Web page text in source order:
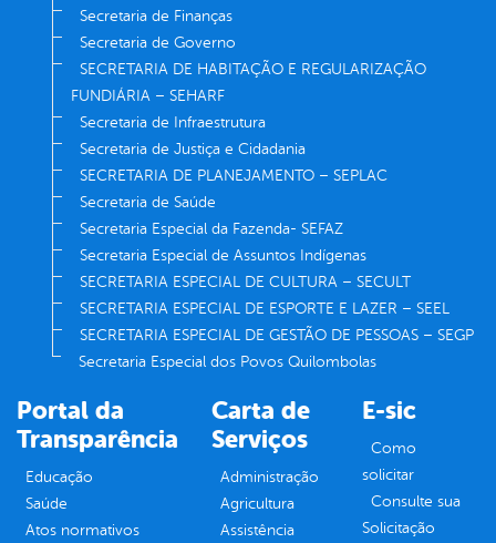
Secretaria de Finanças
Secretaria de Governo
SECRETARIA DE HABITAÇÃO E REGULARIZAÇÃO
FUNDIÁRIA – SEHARF
Secretaria de Infraestrutura
Secretaria de Justiça e Cidadania
SECRETARIA DE PLANEJAMENTO – SEPLAC
Secretaria de Saúde
Secretaria Especial da Fazenda- SEFAZ
Secretaria Especial de Assuntos Indígenas
SECRETARIA ESPECIAL DE CULTURA – SECULT
SECRETARIA ESPECIAL DE ESPORTE E LAZER – SEEL
SECRETARIA ESPECIAL DE GESTÃO DE PESSOAS – SEGP
Secretaria Especial dos Povos Quilombolas
Portal da
Transparência
Educação
Saúde
Atos normativos
Carta de
Serviços
Administração
Agricultura
Assistência
E-sic
Como
solicitar
Consulte sua
Solicitação